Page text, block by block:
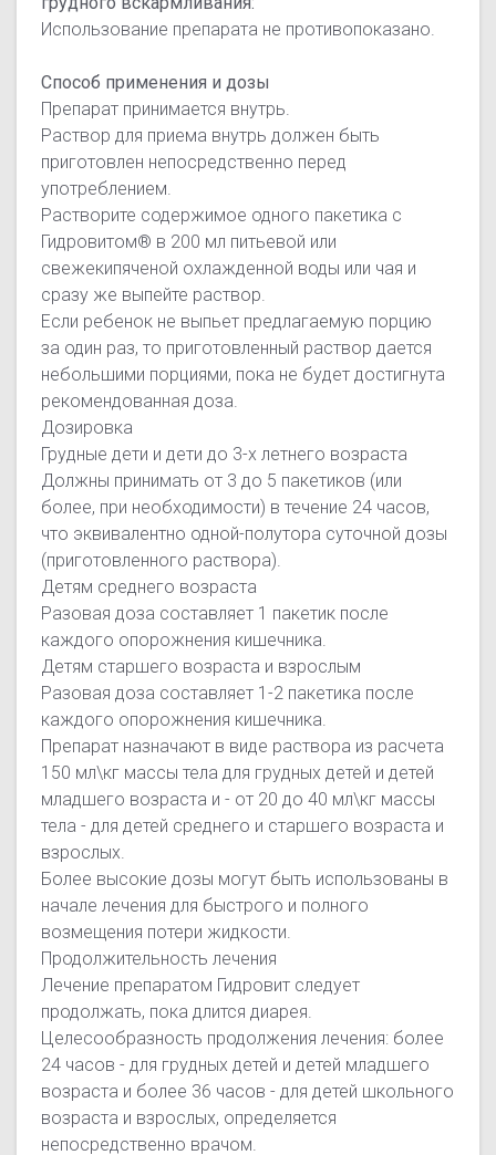
Использование препарата не противопоказано.
Способ применения и дозы
Препарат принимается внутрь.
Раствор для приема внутрь должен быть
приготовлен непосредственно перед
употреблением.
Растворите содержимое одного пакетика с
Гидровитом® в 200 мл питьевой или
свежекипяченой охлажденной воды или чая и
сразу же выпейте раствор.
Если ребенок не выпьет предлагаемую порцию
за один раз, то приготовленный раствор дается
небольшими порциями, пока не будет достигнута
рекомендованная доза.
Дозировка
Грудные дети и дети до 3-х летнего возраста
Должны принимать от 3 до 5 пакетиков (или
более, при необходимости) в течение 24 часов,
что эквивалентно одной-полутора суточной дозы
(приготовленного раствора).
Детям среднего возраста
Разовая доза составляет 1 пакетик после
каждого опорожнения кишечника.
Детям старшего возраста и взрослым
Разовая доза составляет 1-2 пакетика после
каждого опорожнения кишечника.
Препарат назначают в виде раствора из расчета
150 мл\кг массы тела для грудных детей и детей
младшего возраста и - от 20 до 40 мл\кг массы
тела - для детей среднего и старшего возраста и
взрослых.
Более высокие дозы могут быть использованы в
начале лечения для быстрого и полного
возмещения потери жидкости.
Продолжительность лечения
Лечение препаратом Гидровит следует
продолжать, пока длится диарея.
Целесообразность продолжения лечения: более
24 часов - для грудных детей и детей младшего
возраста и более 36 часов - для детей школьного
возраста и взрослых, определяется
непосредственно врачом.